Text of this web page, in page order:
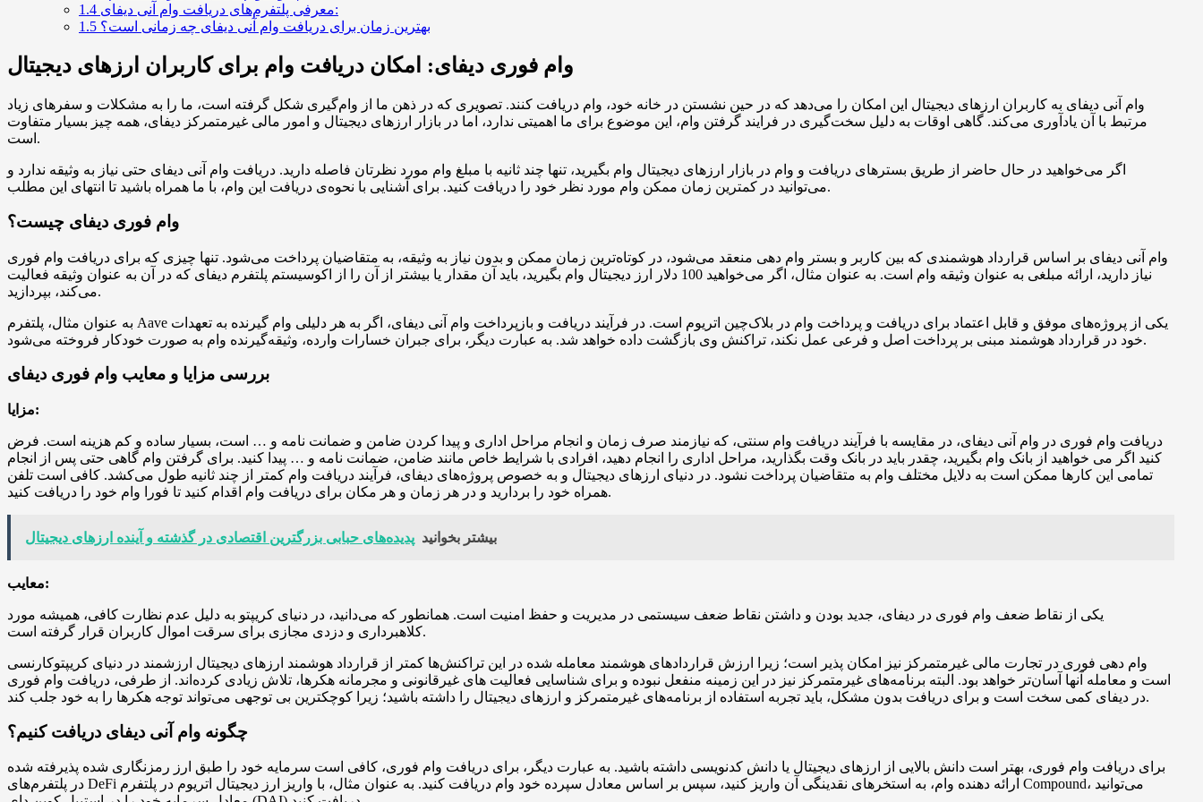
1.4
معرفی پلتفرم‌های دریافت وام آنی دیفای:
1.5 بهترین زمان برای دریافت وام آنی دیفای چه زمانی است؟
وام فوری دیفای: امکان دریافت وام برای کاربران ارزهای دیجیتال
وام آنی دیفای به کاربران ارزهای دیجیتال این امکان را می‌دهد که در حین نشستن در خانه خود، وام دریافت کنند. تصویری که در ذهن ما از وام‌گیری شکل گرفته است، ما را به مشکلات و سفرهای زیاد
مرتبط با آن یادآوری می‌کند. گاهی اوقات به دلیل سخت‌گیری در فرایند گرفتن وام، این موضوع برای ما اهمیتی ندارد، اما در بازار ارزهای دیجیتال و امور مالی غیرمتمرکز دیفای، همه چیز بسیار متفاوت
است.
اگر می‌خواهید در حال حاضر از طریق بسترهای دریافت و وام در بازار ارزهای دیجیتال وام بگیرید، تنها چند ثانیه با مبلغ وام مورد نظرتان فاصله دارید. دریافت وام آنی دیفای حتی نیاز به وثیقه ندارد و
می‌توانید در کمترین زمان ممکن وام مورد نظر خود را دریافت کنید. برای آشنایی با نحوه‌ی دریافت این وام، با ما همراه باشید تا انتهای این مطلب.
وام فوری دیفای چیست؟
وام آنی دیفای بر اساس قرارداد هوشمندی که بین کاربر و بستر وام دهی منعقد می‌شود، در کوتاه‌ترین زمان ممکن و بدون نیاز به وثیقه، به متقاضیان پرداخت می‌شود. تنها چیزی که برای دریافت وام فوری
نیاز دارید، ارائه مبلغی به عنوان وثیقه وام است. به عنوان مثال، اگر می‌خواهید 100 دلار ارز دیجیتال وام بگیرید، باید آن مقدار یا بیشتر از آن را از اکوسیستم پلتفرم دیفای که در آن به عنوان وثیقه فعالیت
می‌کند، بپردازید.
به عنوان مثال، پلتفرم Aave یکی از پروژه‌های موفق و قابل اعتماد برای دریافت و پرداخت وام در بلاک‌چین اتریوم است. در فرآیند دریافت و بازپرداخت وام آنی دیفای، اگر به هر دلیلی وام گیرنده به تعهدات
خود در قرارداد هوشمند مبنی بر پرداخت اصل و فرعی عمل نکند، تراکنش وی بازگشت داده خواهد شد. به عبارت دیگر، برای جبران خسارات وارده، وثیقه‌گیرنده وام به صورت خودکار فروخته می‌شود.
بررسی مزایا و معایب وام فوری دیفای
مزایا:
دریافت وام فوری در وام آنی دیفای، در مقایسه با فرآیند دریافت وام سنتی، که نیازمند صرف زمان و انجام مراحل اداری و پیدا کردن ضامن و ضمانت نامه و … است، بسیار ساده و کم هزینه است. فرض
کنید اگر می خواهید از بانک وام بگیرید، چقدر باید در بانک وقت بگذارید، مراحل اداری را انجام دهید، افرادی با شرایط خاص مانند ضامن، ضمانت نامه و … پیدا کنید. برای گرفتن وام گاهی حتی پس از انجام
تمامی این کارها ممکن است به دلایل مختلف وام به متقاضیان پرداخت نشود. در دنیای ارزهای دیجیتال و به خصوص پروژه‌های دیفای، فرآیند دریافت وام کمتر از چند ثانیه طول می‌کشد. کافی است تلفن
همراه خود را بردارید و در هر زمان و هر مکان برای دریافت وام اقدام کنید تا فورا وام خود را دریافت کنید.
بیشتر بخوانید پدیده‌های حبابی بزرگترین اقتصادی در گذشته و آینده ارزهای دیجیتال
معایب:
یکی از نقاط ضعف وام فوری در دیفای، جدید بودن و داشتن نقاط ضعف سیستمی در مدیریت و حفظ امنیت است. همانطور که می‌دانید، در دنیای کریپتو به دلیل عدم نظارت کافی، همیشه مورد
کلاهبرداری و دزدی مجازی برای سرقت اموال کاربران قرار گرفته است.
وام دهی فوری در تجارت مالی غیرمتمرکز نیز امکان پذیر است؛ زیرا ارزش قراردادهای هوشمند معامله شده در این تراکنش‌ها کمتر از قرارداد هوشمند ارزهای دیجیتال ارزشمند در دنیای کریپتوکارنسی
است و معامله آنها آسان‌تر خواهد بود. البته برنامه‌های غیرمتمرکز نیز در این زمینه منفعل نبوده و برای شناسایی فعالیت های غیرقانونی و مجرمانه هکرها، تلاش زیادی کرده‌اند. از طرفی، دریافت وام فوری
در دیفای کمی سخت است و برای دریافت بدون مشکل، باید تجربه استفاده از برنامه‌های غیرمتمرکز و ارزهای دیجیتال را داشته باشید؛ زیرا کوچکترین بی توجهی می‌تواند توجه هکرها را به خود جلب کند.
چگونه وام آنی دیفای دریافت کنیم؟
برای دریافت وام فوری، بهتر است دانش بالایی از ارزهای دیجیتال یا دانش کدنویسی داشته باشید. به عبارت دیگر، برای دریافت وام فوری، کافی است سرمایه خود را طبق ارز رمزنگاری شده پذیرفته شده
در پلتفرم‌های DeFi ارائه دهنده وام، به استخرهای نقدینگی آن واریز کنید، سپس بر اساس معادل سپرده خود وام دریافت کنید. به عنوان مثال، با واریز ارز دیجیتال اتریوم در پلتفرم Compound، می‌توانید